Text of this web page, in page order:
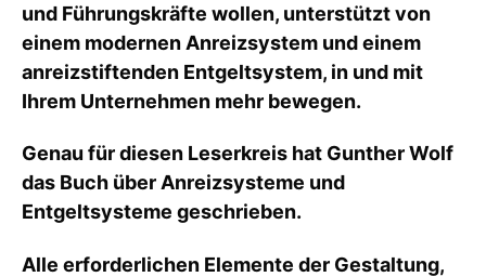
und Führungskräfte wollen, unterstützt von
einem modernen Anreizsystem und einem
anreizstiftenden Entgeltsystem, in und mit
Ihrem Unternehmen mehr bewegen.
Genau für diesen Leserkreis hat Gunther Wolf
das Buch über Anreizsysteme und
Entgeltsysteme geschrieben.
Alle erforderlichen Elemente der Gestaltung,